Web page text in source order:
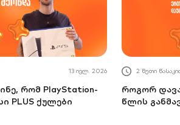
13 ივლ. 2026
რომ PlayStation-
PLUS ქულები
2 წუთი
როგორ
წლის